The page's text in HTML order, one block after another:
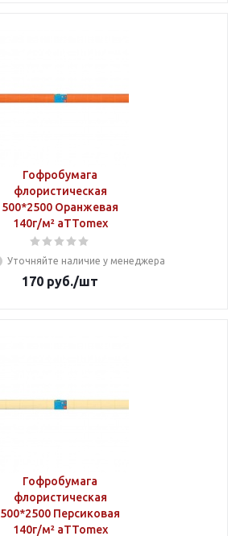
Гофробумага
флористическая
500*2500 Оранжевая
140г/м² aTTomex
Уточняйте наличие у менеджера
170 руб./шт
Гофробумага
флористическая
500*2500 Персиковая
140г/м² aTTomex